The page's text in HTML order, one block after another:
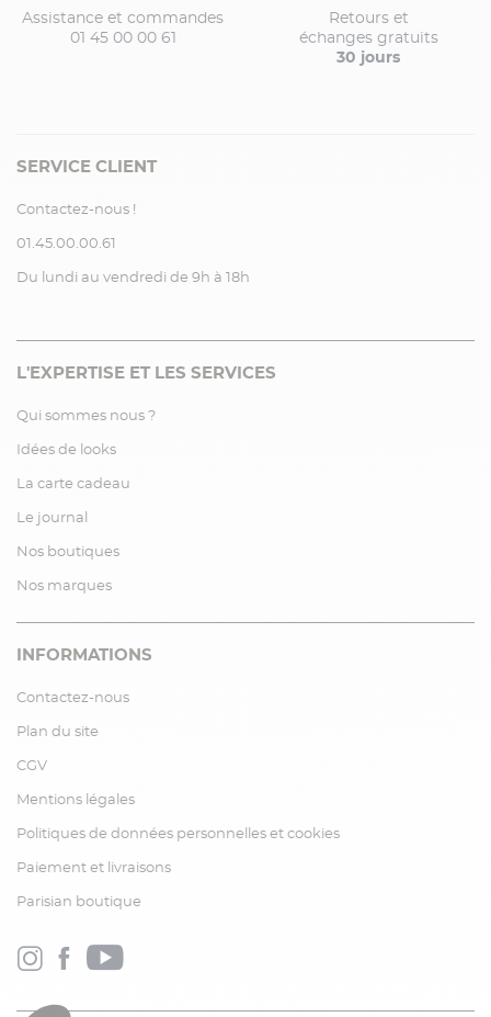
Assistance et commandes
01 45 00 00 61
Retours et
échanges gratuits
30 jours
SERVICE CLIENT
Contactez-nous !
01.45.00.00.61
Du lundi au vendredi de 9h à 18h
L'EXPERTISE ET LES SERVICES
Qui sommes nous ?
Idées de looks
La carte cadeau
Le journal
Nos boutiques
Nos marques
INFORMATIONS
Contactez-nous
Plan du site
CGV
Mentions légales
Politiques de données personnelles et cookies
Paiement et livraisons
Parisian boutique